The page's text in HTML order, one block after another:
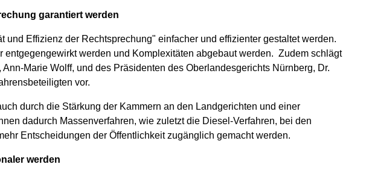
garantiert werden
Effizienz der Rechtsprechung" einfacher und effizienter gestaltet werden.
werden und Komplexitäten abgebaut werden. Zudem schlägt
Marie Wolff, und des Präsidenten des Oberlandesgerichts Nürnberg, Dr.
vor.
durch die Stärkung der Kammern an den Landgerichten und einer
dadurch Massenverfahren, wie zuletzt die Diesel-Verfahren, bei den
Entscheidungen der Öffentlichkeit zugänglich gemacht werden.
werden